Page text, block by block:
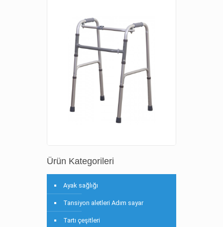
Ürün Kategorileri
Ayak sağlığı
Tansiyon aletleri Adım sayar
Tartı çeşitleri